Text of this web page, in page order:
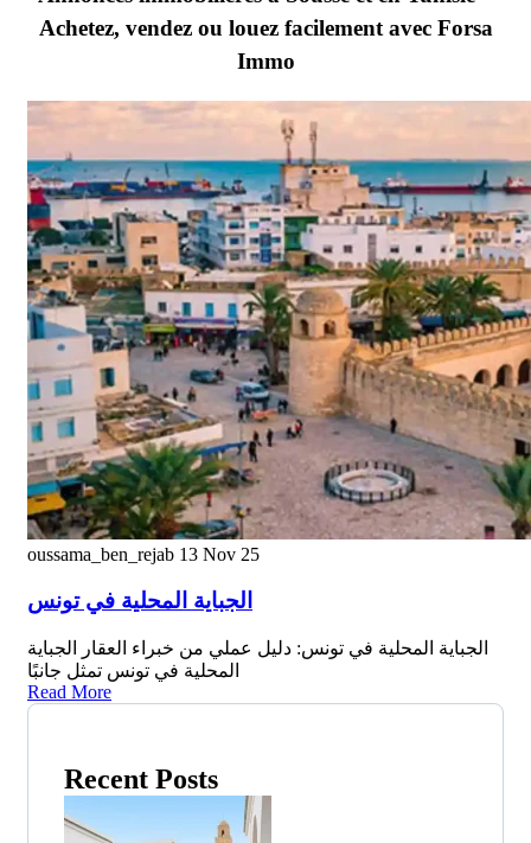
Achetez, vendez ou louez facilement avec Forsa
Immo
oussama_ben_rejab 13 Nov 25
الجباية المحلية في تونس
الجباية المحلية في تونس: دليل عملي من خبراء العقار الجباية
المحلية في تونس تمثل جانبًا
Read More
Recent Posts